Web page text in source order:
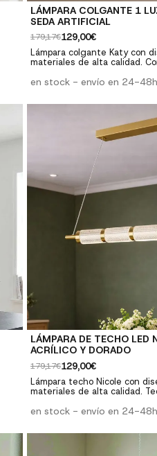
LÁMPARA COLGANTE 1
SEDA ARTIFICIAL
179,17€129,00€
Lámpara colgante Katy con
materiales de alta calidad.
comedores y dormitorios. ✓ Diseño moderno: Estilo
instalación: Incluye
en stock - envío en 24-48h
LÁMPARA DE TECHO LED
ACRÍLICO Y DORADO
179,17€129,00€
Lámpara techo Nicole con
materiales de alta calidad.
dormitorios. ✓ Diseño moderno: Estilo
Materiales resistentes y
instalación: Incluye
en stock - envío en 24-48h